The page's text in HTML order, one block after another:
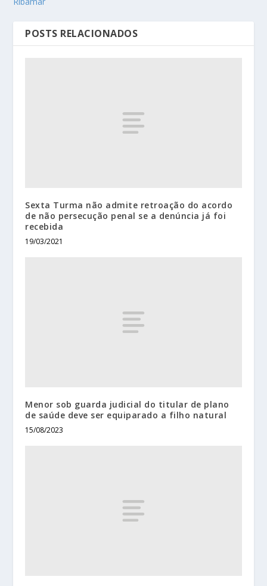
POSTS RELACIONADOS
Sexta Turma não admite retroação do acordo
de não persecução penal se a denúncia já foi
recebida
19/03/2021
Menor sob guarda judicial do titular de plano
de saúde deve ser equiparado a filho natural
15/08/2023